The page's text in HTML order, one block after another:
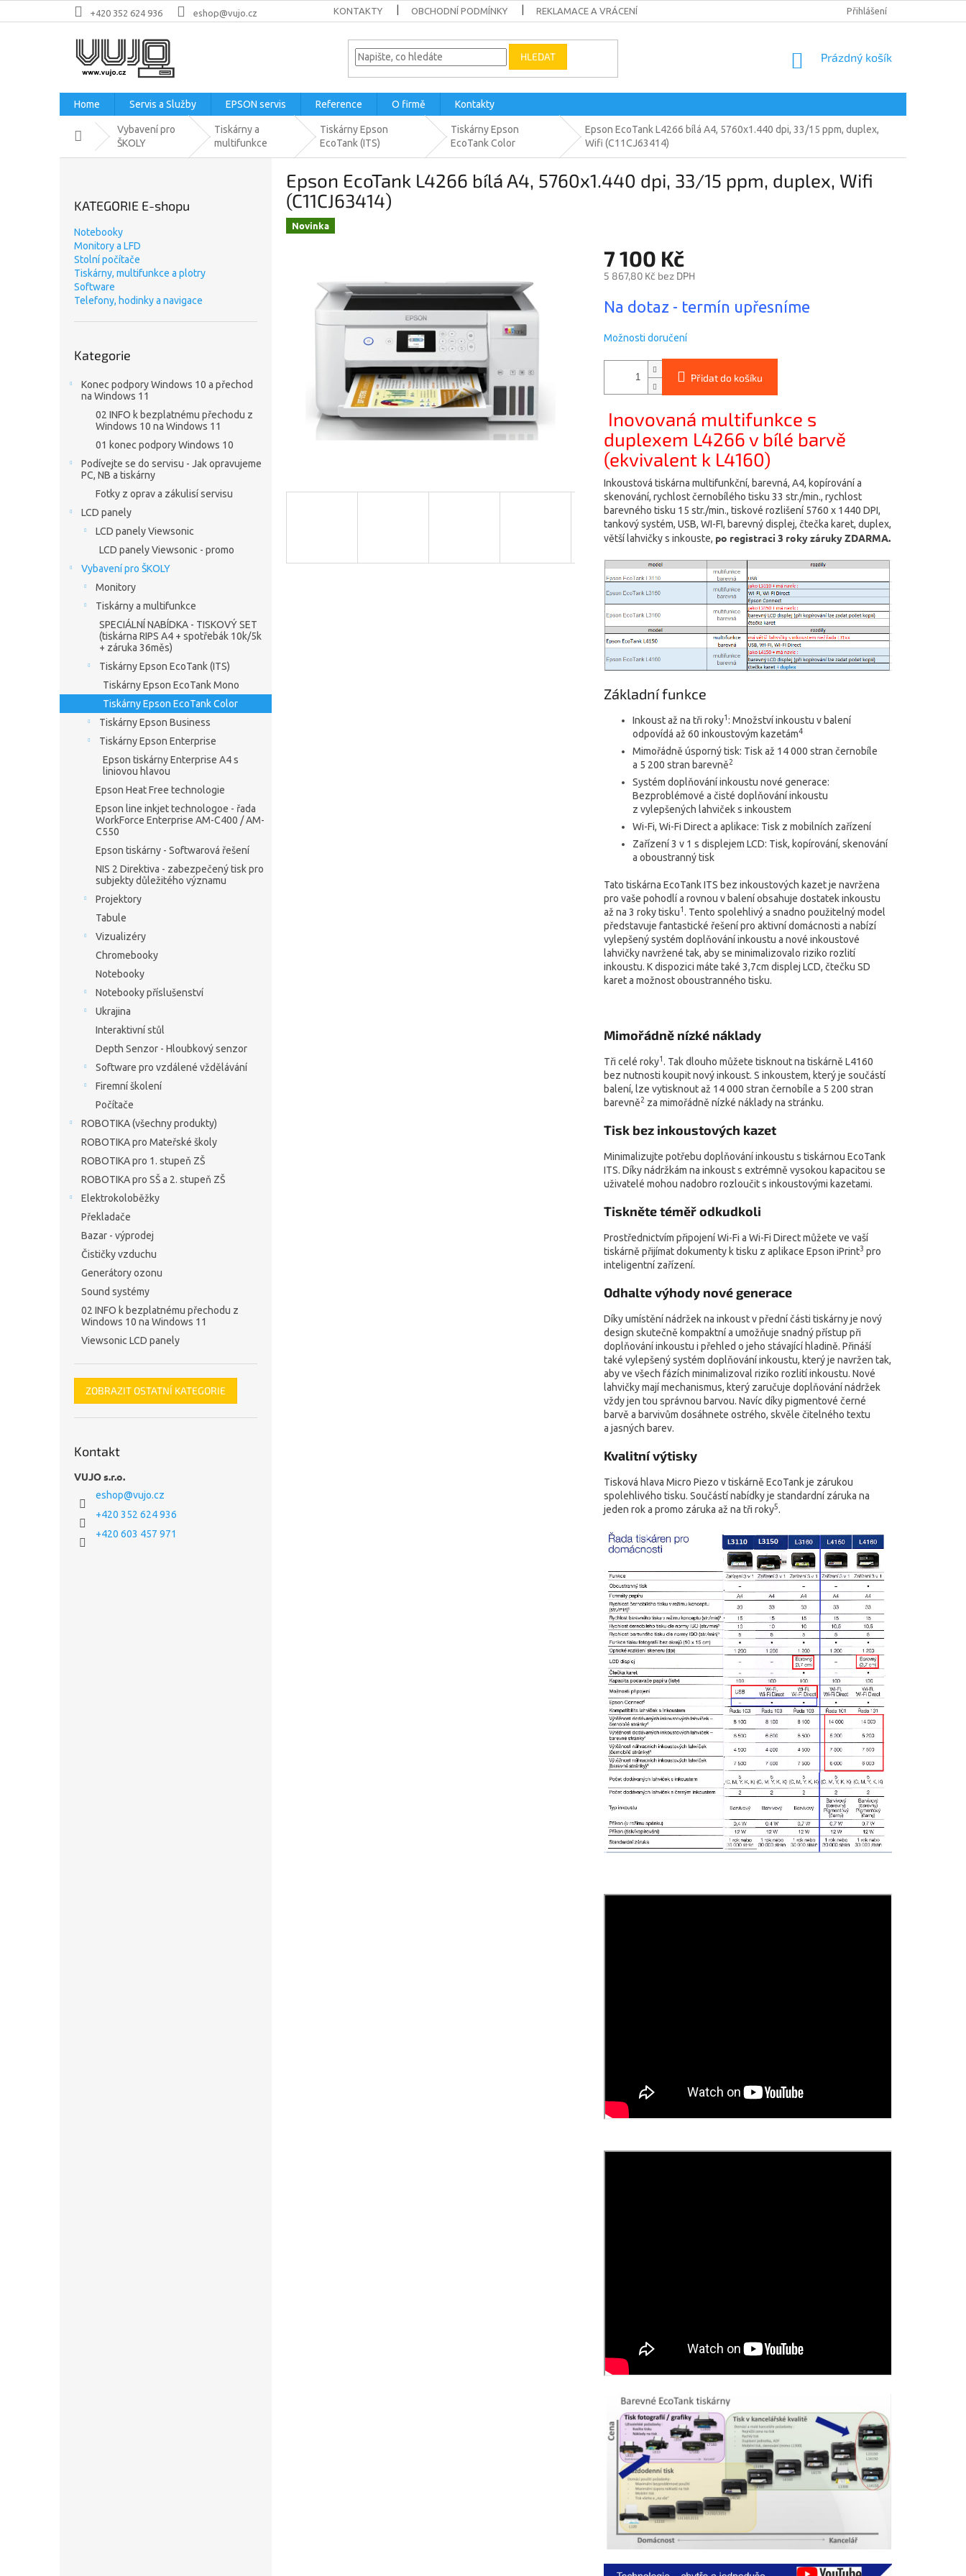
na
+420 352 624 936 eshop@vujo.cz KONTAKTY OBCHODNÍ PODMÍNKY REKLAMACE A VRÁCENÍ PODMÍNKY OCHRANY OSOBNÍCH ÚDAJŮ
Přihlášení
HLEDAT
NÁKUPNÍ
Prázdný košík
Home Servis a Služby EPSON servis Reference O firmě Kontakty
Domů
Vybavení pro
ŠKOLY
Tiskárny a
multifunkce
Tiskárny Epson
EcoTank (ITS)
Tiskárny Epson
EcoTank Color
Epson EcoTank L4266 bílá A4, 5760x1.440 dpi, 33/15 ppm, duplex,
Wifi (C11CJ63414)
KATEGORIE E-shopu
Notebooky
Monitory a LFD
Stolní počítače
Tiskárny, multifunkce a plotry
Software
Telefony, hodinky a navigace
kategorie
Kategorie
Konec podpory Windows 10 a přechod
na Windows 11
02 INFO k bezplatnému přechodu z
Windows 10 na Windows 11
01 konec podpory Windows 10
Podívejte se do servisu - Jak opravujeme
PC, NB a tiskárny
Fotky z oprav a zákulisí servisu
LCD panely
LCD panely Viewsonic
LCD panely Viewsonic - promo
Vybavení pro ŠKOLY
Monitory
Tiskárny a multifunkce
SPECIÁLNÍ NABÍDKA - TISKOVÝ SET
(tiskárna RIPS A4 + spotřebák 10k/5k
+ záruka 36měs)
Tiskárny Epson EcoTank (ITS)
Tiskárny Epson EcoTank Mono
Tiskárny Epson EcoTank Color
Tiskárny Epson Business
Tiskárny Epson Enterprise
Epson tiskárny Enterprise A4 s
liniovou hlavou
Epson Heat Free technologie
Epson line inkjet technologoe - řada
WorkForce Enterprise AM-C400 / AM-
C550
Epson tiskárny - Softwarová řešení
NIS 2 Direktiva - zabezpečený tisk pro
subjekty důležitého významu
Projektory
Tabule
Vizualizéry
Chromebooky
Notebooky
Notebooky příslušenství
Ukrajina
Interaktivní stůl
Depth Senzor - Hloubkový senzor
Software pro vzdálené vždělávání
Firemní školení
Počítače
ROBOTIKA (všechny produkty)
ROBOTIKA pro Mateřské školy
ROBOTIKA pro 1. stupeň ZŠ
ROBOTIKA pro SŠ a 2. stupeň ZŠ
Elektrokoloběžky
Překladače
Bazar - výprodej
Čističky vzduchu
Generátory ozonu
Sound systémy
02 INFO k bezplatnému přechodu z
Windows 10 na Windows 11
Viewsonic LCD panely
ZOBRAZIT OSTATNÍ KATEGORIE
Kontakt
VUJO s.r.o.
eshop@vujo.cz
+420 352 624 936
+420 603 457 971
Epson EcoTank L4266 bílá A4, 5760x1.440 dpi, 33/15 ppm, duplex, Wifi
(C11CJ63414)
Novinka
7 100 Kč
5 867,80 Kč bez DPH
cena:
Na dotaz - termín upřesníme
Možnosti doručení
Přidat do košíku
Inovovaná multifunkce s
duplexem L4266 v bílé barvě
(ekvivalent k L4160)
Inkoustová tiskárna multifunkční, barevná, A4, kopírování a
skenování, rychlost černobílého tisku 33 str./min., rychlost
barevného tisku 15 str./min., tiskové rozlišení 5760 x 1440 DPI,
tankový systém, USB, WI-FI, barevný displej, čtečka karet, duplex,
větší lahvičky s inkouste, po registraci 3 roky záruky ZDARMA.
Základní funkce
Inkoust až na tři roky1: Množství inkoustu v balení
odpovídá až 60 inkoustovým kazetám4
Mimořádně úsporný tisk: Tisk až 14 000 stran černobíle
a 5 200 stran barevně2
Systém doplňování inkoustu nové generace:
Bezproblémové a čisté doplňování inkoustu
z vylepšených lahviček s inkoustem
Wi-Fi, Wi-Fi Direct a aplikace: Tisk z mobilních zařízení
Zařízení 3 v 1 s displejem LCD: Tisk, kopírování, skenování
a oboustranný tisk
Tato tiskárna EcoTank ITS bez inkoustových kazet je navržena
pro vaše pohodlí a rovnou v balení obsahuje dostatek inkoustu
až na 3 roky tisku1. Tento spolehlivý a snadno použitelný model
představuje fantastické řešení pro aktivní domácnosti a nabízí
vylepšený systém doplňování inkoustu a nové inkoustové
lahvičky navržené tak, aby se minimalizovalo riziko rozlití
inkoustu. K dispozici máte také 3,7cm displej LCD, čtečku SD
karet a možnost oboustranného tisku.
Mimořádně nízké náklady
Tři celé roky1. Tak dlouho můžete tisknout na tiskárně L4160
bez nutnosti koupit nový inkoust. S inkoustem, který je součástí
balení, lze vytisknout až 14 000 stran černobíle a 5 200 stran
barevně2 za mimořádně nízké náklady na stránku.
Tisk bez inkoustových kazet
Minimalizujte potřebu doplňování inkoustu s tiskárnou EcoTank
ITS. Díky nádržkám na inkoust s extrémně vysokou kapacitou se
uživatelé mohou nadobro rozloučit s inkoustovými kazetami.
Tiskněte téměř odkudkoli
Prostřednictvím připojení Wi-Fi a Wi-Fi Direct můžete ve vaší
tiskárně přijímat dokumenty k tisku z aplikace Epson iPrint3 pro
inteligentní zařízení.
Odhalte výhody nové generace
Díky umístění nádržek na inkoust v přední části tiskárny je nový
design skutečně kompaktní a umožňuje snadný přístup při
doplňování inkoustu i přehled o jeho stávající hladině. Přináší
také vylepšený systém doplňování inkoustu, který je navržen tak,
aby ve všech fázích minimalizoval riziko rozlití inkoustu. Nové
lahvičky mají mechanismus, který zaručuje doplňování nádržek
vždy jen tou správnou barvou. Navíc díky pigmentové černé
barvě a barvivům dosáhnete ostrého, skvěle čitelného textu
a jasných barev.
Kvalitní výtisky
Tisková hlava Micro Piezo v tiskárně EcoTank je zárukou
spolehlivého tisku. Součástí nabídky je standardní záruka na
jeden rok a promo záruka až na tři roky5.